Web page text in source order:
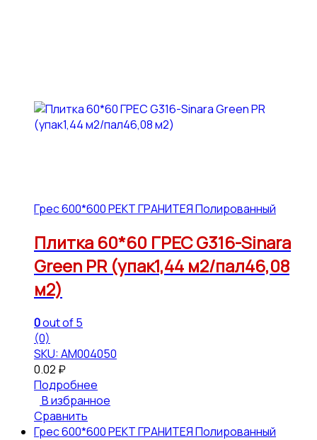
Грес 600*600 РЕКТ ГРАНИТЕЯ Полированный
Плитка 60*60 ГРЕС G316-Sinara
Green PR (упак1,44 м2/пал46,08
м2)
0out of 5
(0)
SKU: АМ004050
0.02 ₽
Подробнее
В избранное
Сравнить
Грес 600*600 РЕКТ ГРАНИТЕЯ Полированный